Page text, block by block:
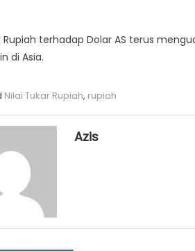
Rupiah terhadap Dolar AS terus
di Asia.
Nilai Tukar Rupiah, rupiah
Azis